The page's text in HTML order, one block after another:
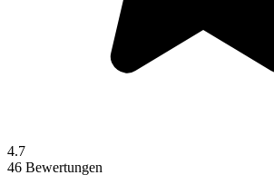
4.7
46 Bewertungen